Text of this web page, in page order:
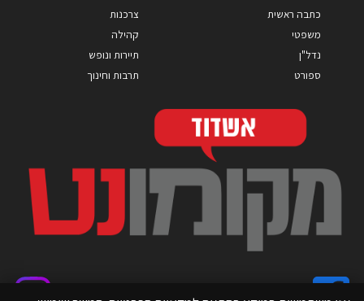
כתבה ראשית
משפטי
נדל"ן
ספורט
צרכנות
קהילה
תיירות ונופש
תרבות וחינוך